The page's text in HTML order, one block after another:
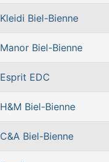
Kleidi Biel-Bienne
Manor Biel-Bienne
Esprit EDC
H&M Biel-Bienne
C&A Biel-Bienne